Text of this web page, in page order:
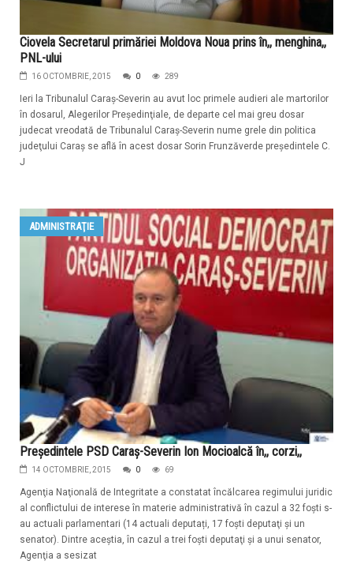
Ciovela Secretarul primăriei Moldova Noua prins în,, menghina,,
PNL-ului
16 OCTOMBRIE, 2015 0 289
Ieri la Tribunalul Caraş-Severin au avut loc primele audieri ale martorilor
în dosarul, Alegerilor Preşedinţiale, de departe cel mai greu dosar
judecat vreodată de Tribunalul Caraş-Severin nume grele din politica
judeţului Caraş se află în acest dosar Sorin Frunzăverde preşedintele C.
J
ADMINISTRAŢIE
Preşedintele PSD Caraş-Severin Ion Mocioalcă în,, corzi,,
14 OCTOMBRIE, 2015 0 69
Agenţia Naţională de Integritate a constatat încălcarea regimului juridic
al conflictului de interese în materie administrativă în cazul a 32 foşti s-
au actuali parlamentari (14 actuali deputați, 17 foşti deputaţi şi un
senator). Dintre aceştia, în cazul a trei foşti deputaţi şi a unui senator,
Agenţia a sesizat